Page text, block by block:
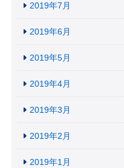
2019年7月
2019年6月
2019年5月
2019年4月
2019年3月
2019年2月
2019年1月